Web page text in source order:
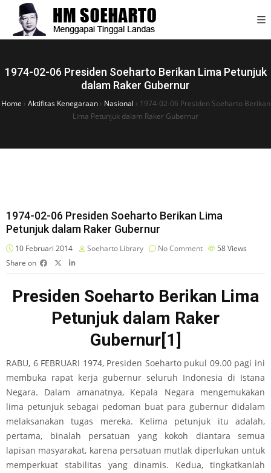
1974-02-06 Presiden Soeharto Berikan Lima Petunjuk
dalam Raker Gubernur
Home › Aktifitas Kenegaraan› Nasional › 1974-02-06 Presiden Soeharto Berikan
Lima Petunjuk dalam Raker Gubernur
1974-02-06 Presiden Soeharto Berikan Lima
Petunjuk dalam Raker Gubernur
10 Februari 2014 Soeharto Library No Comment 58Views
Share on
Presiden Soeharto Berikan Lima
Petunjuk dalam Raker
Gubernur[1]
RABU, 6 FEBRUARI 1974, Presiden Soeharto pukul 09.00 pagi ini
membuka rapat kerja gubernur seluruh Indonesia di Istana
Negara. Dalam amanatnya, Kepala Negara mengemukakan
lima petunjuk sebagai pedoman buat para gubernur didalam
melaksanakan tugas mereka. Kelima petunjuk itu adalah,
pertama, binalah persatuan yang kokoh diantara semua
lapisan masyarakat, karena persatuan mutlak diperlukan untuk
memperkuat stabilitas yang dinamis. Kedua, tingkatkanlah